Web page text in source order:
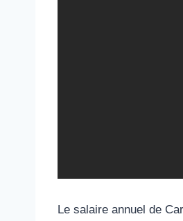
Le salaire annuel de